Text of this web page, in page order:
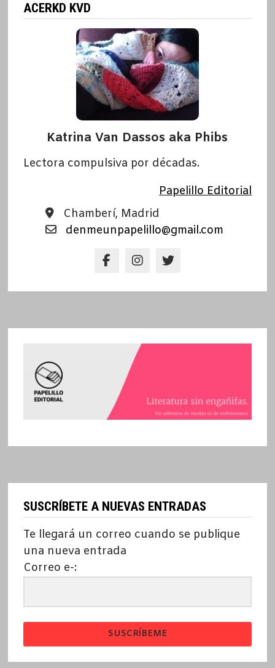
ACERKD KVD
Katrina Van Dassos aka Phibs
Lectora compulsiva por décadas.
Papelillo Editorial
Chamberí, Madrid
denmeunpapelillo@gmail.com
SUSCRÍBETE A NUEVAS ENTRADAS
Te llegará un correo cuando se publique
una nueva entrada
Correo e-:
SUSCRÍBEME